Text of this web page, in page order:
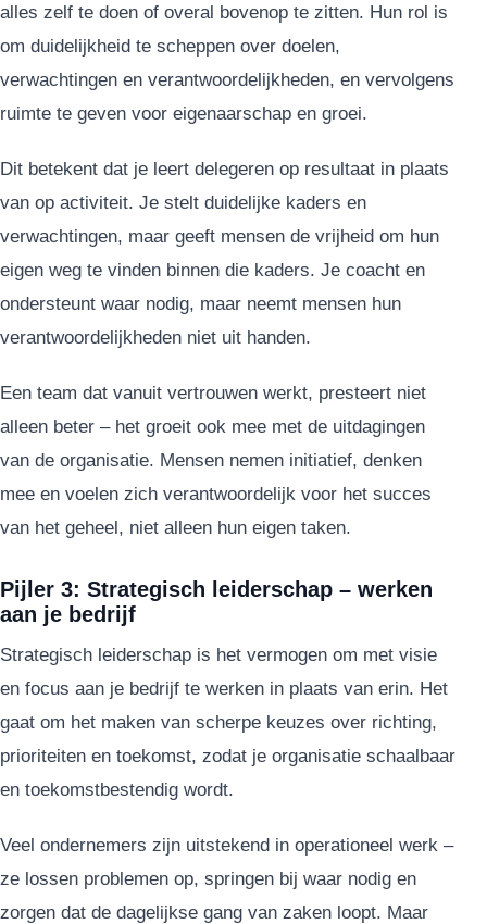
alles zelf te doen of overal bovenop te zitten. Hun rol is
om duidelijkheid te scheppen over doelen,
verwachtingen en verantwoordelijkheden, en vervolgens
ruimte te geven voor eigenaarschap en groei.
Dit betekent dat je leert delegeren op resultaat in plaats
van op activiteit. Je stelt duidelijke kaders en
verwachtingen, maar geeft mensen de vrijheid om hun
eigen weg te vinden binnen die kaders. Je coacht en
ondersteunt waar nodig, maar neemt mensen hun
verantwoordelijkheden niet uit handen.
Een team dat vanuit vertrouwen werkt, presteert niet
alleen beter – het groeit ook mee met de uitdagingen
van de organisatie. Mensen nemen initiatief, denken
mee en voelen zich verantwoordelijk voor het succes
van het geheel, niet alleen hun eigen taken.
Pijler 3: Strategisch leiderschap – werken
aan je bedrijf
Strategisch leiderschap is het vermogen om met visie
en focus aan je bedrijf te werken in plaats van erin. Het
gaat om het maken van scherpe keuzes over richting,
prioriteiten en toekomst, zodat je organisatie schaalbaar
en toekomstbestendig wordt.
Veel ondernemers zijn uitstekend in operationeel werk –
ze lossen problemen op, springen bij waar nodig en
zorgen dat de dagelijkse gang van zaken loopt. Maar